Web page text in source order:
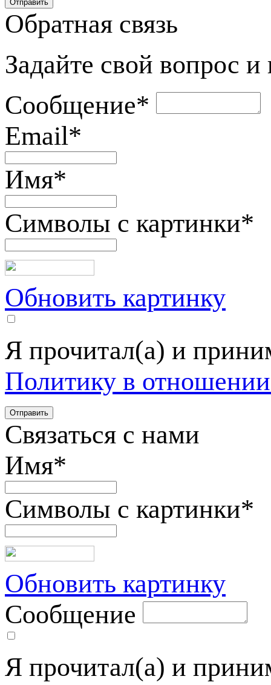
Обратная связь
Задайте свой вопрос
Сообщение*
Email*
Имя*
Символы с картинки*
Обновить картинку
Я прочитал(а) и
Политику в
Связаться с нами
Имя*
Символы с картинки*
Обновить картинку
Сообщение
Я прочитал(а) и